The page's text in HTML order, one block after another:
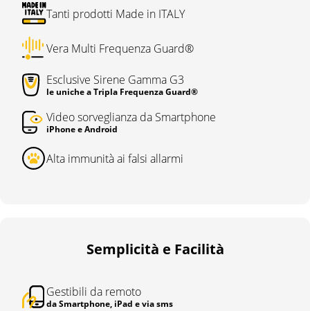
Tanti prodotti Made in ITALY
Vera Multi Frequenza Guard®
Esclusive Sirene Gamma G3
le uniche a Tripla Frequenza Guard®
Video sorveglianza da Smartphone
iPhone e Android
Alta immunità ai falsi allarmi
Semplicità e Facilità
Gestibili da remoto
da Smartphone, iPad e via sms